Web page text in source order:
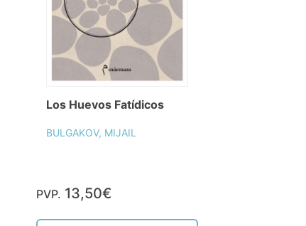
Los Huevos Fatídicos
BULGAKOV, MIJAIL
PVP. 13,50€